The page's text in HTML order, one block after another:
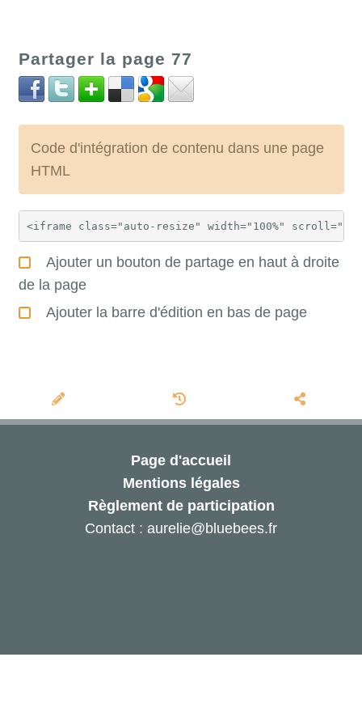
Partager la page 77
Code d'intégration de contenu dans une page
HTML
Ajouter un bouton de partage en haut à droite
de la page
Ajouter la barre d'édition en bas de page
Page d'accueil
Mentions légales
Règlement de participation
Contact : aurelie@bluebees.fr